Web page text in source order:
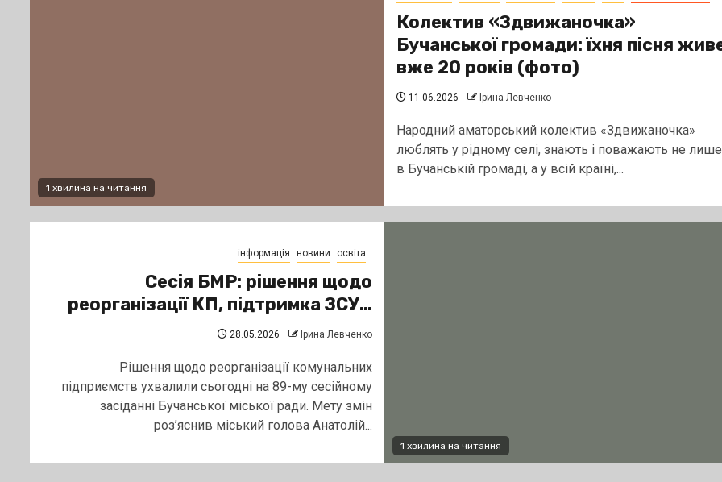
1 хвилина на читання
Колектив «Здвижаночка»
Бучанської громади: їхня пісня
вже 20 років (фото)
11.06.2026 Ірина Левченко
Народний аматорський колектив «Здвижаночка»
люблять у рідному селі, знають і поважають не лише
в Бучанській громаді, а у всій країні,...
1 хвилина на читання
інформація новини освіта
Сесія БМР: рішення щодо
реорганізації КП, підтримка ЗСУ…
28.05.2026 Ірина Левченко
Рішення щодо реорганізації комунальних
підприємств ухвалили сьогодні на 89-му сесійному
засіданні Бучанської міської ради. Мету змін
роз’яснив міський голова Анатолій...